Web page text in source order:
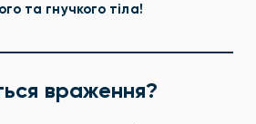
та гнучкого тіла!
враження?